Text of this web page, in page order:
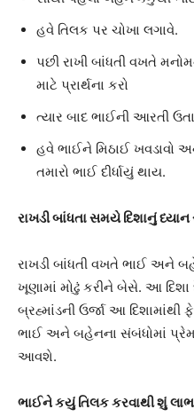
હવે તિલક પર ચોખા લગાવે.
પછી રાખી બાંધતી વખતે
માટે પ્રાર્થના કરો
ત્યાર બાદ ભાઈની આરતી
હવે ભાઈને મિઠાઈ ખવડાવો
તમારો ભાઈ દીર્ધાયું થાય.
રાખડી બાંધતા સમયે દિશાનું ધ્યાન
રાખડી બાંધતી વખતે ભાઈ અને
ખૂણામાં મોઢું કરીને બેસે. આ
બ્રહ્માંડની ઉર્જા આ દિશામાંથી
ભાઈ અને બહેનના સંબંધોમાં
આવશે.
ભાઈને કયું તિલક કરવાથી શું